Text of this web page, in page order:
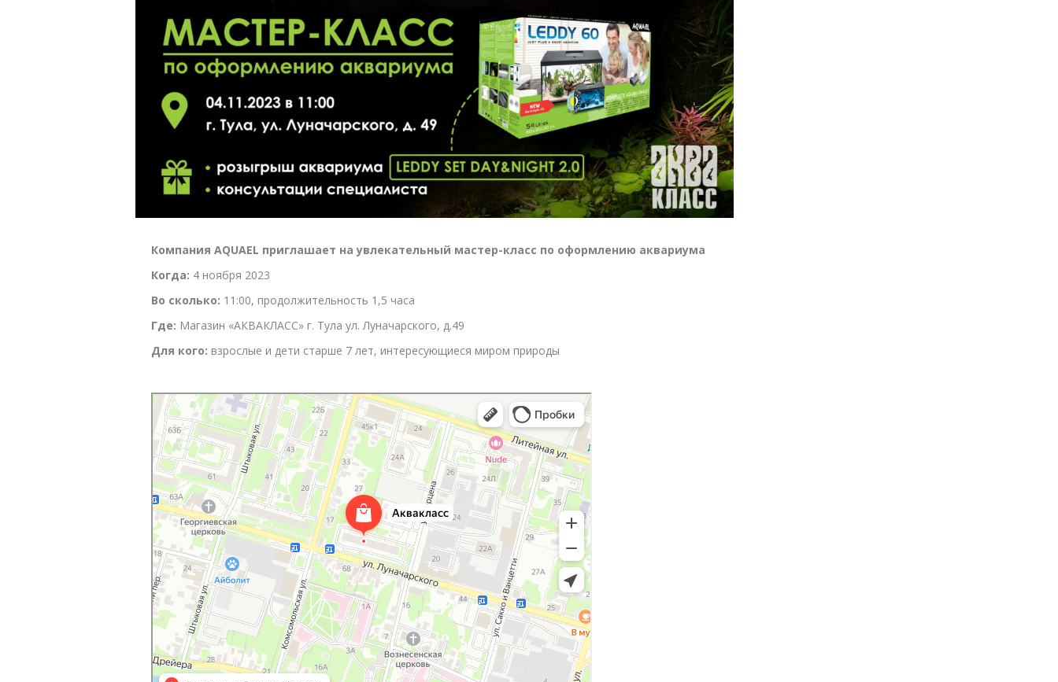
ФИЛЬТРЫ ДЛЯ ПРУДА
СВЕТИЛЬНИКИ ДЛЯ ПРУДА
НАГРЕВАТЕЛИ ДЛЯ ПРУДА
АКСЕССУАРЫ
Компания AQUAEL приглашает на увлекательный мастер-класс по оформлению аквариума
Когда: 4 ноября 2023
Во сколько: 11:00, продолжительность 1,5 часа
Где: Магазин «АКВАКЛАСС» г. Тула ул. Луначарского, д.49
Для кого: взрослые и дети старше 7 лет, интересующиеся миром природы
Аквакласс
Аквариумы в Туле